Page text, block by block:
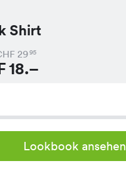
Shirt
2995
18.–
Lookbook ansehen